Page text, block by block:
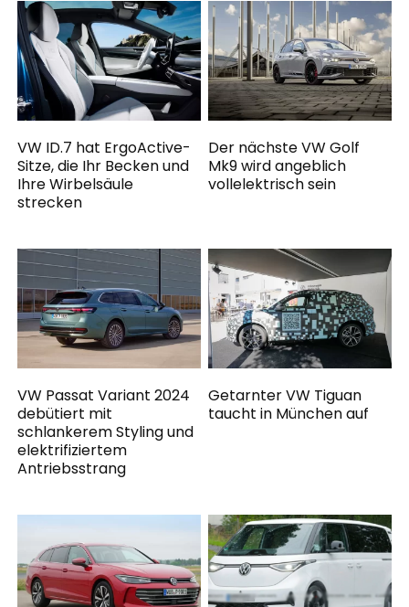
VW ID.7 hat ErgoActive-
Sitze, die Ihr Becken und
Ihre Wirbelsäule
strecken
Der nächste VW Golf
Mk9 wird angeblich
vollelektrisch sein
VW Passat Variant 2024
debütiert mit
schlankerem Styling und
elektrifiziertem
Antriebsstrang
Getarnter VW Tiguan
taucht in München auf